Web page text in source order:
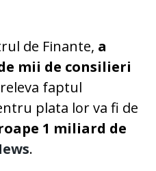
de Finante, a
mii de consilieri
faptul
plata lor va fi de
1 miliard de
.